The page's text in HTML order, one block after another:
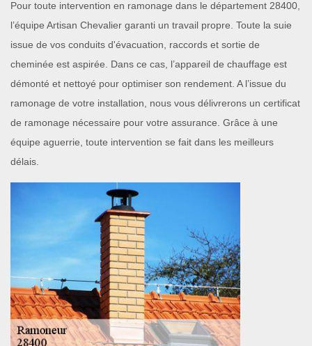
Pour toute intervention en ramonage dans le département 28400,
l’équipe Artisan Chevalier garanti un travail propre. Toute la suie
issue de vos conduits d'évacuation, raccords et sortie de
cheminée est aspirée. Dans ce cas, l’appareil de chauffage est
démonté et nettoyé pour optimiser son rendement. A l’issue du
ramonage de votre installation, nous vous délivrerons un certificat
de ramonage nécessaire pour votre assurance. Grâce à une
équipe aguerrie, toute intervention se fait dans les meilleurs
délais.